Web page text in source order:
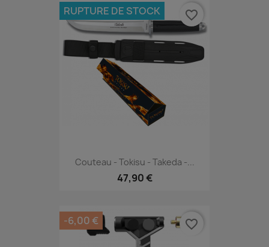
Couteau - Tokisu - Takeda -...
47,90 €
RUPTURE DE STOCK favorite_border
-6,00 € favorite_border